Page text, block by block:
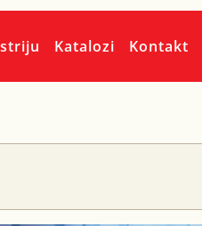
Katalozi Kontakt